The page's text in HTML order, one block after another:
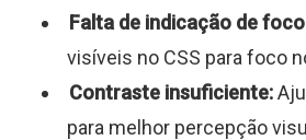
Falta de indicação de
visíveis no CSS para foco
Contraste insuficiente:
para melhor percepção